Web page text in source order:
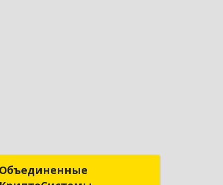
ОбъединенныеОбъединенные